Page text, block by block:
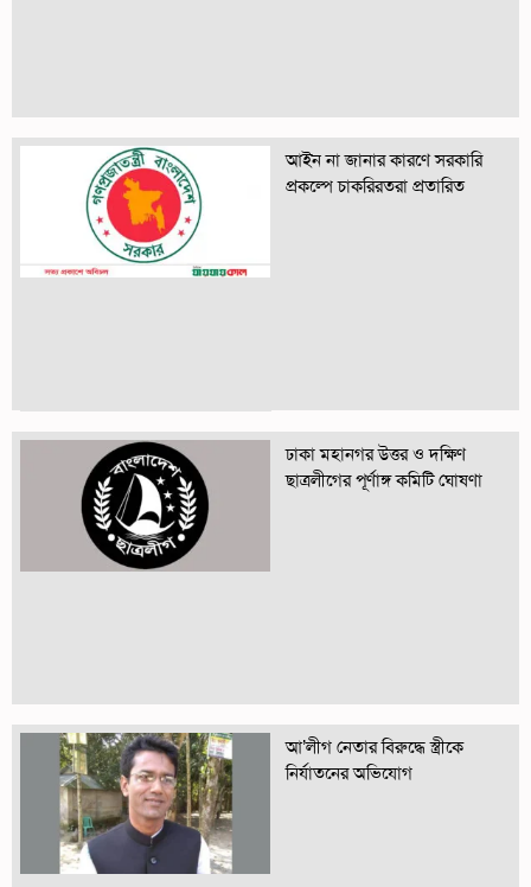
আইন না জানার কারণে সরকারি
প্রকল্পে চাকরিরতরা প্রতারিত
ঢাকা মহানগর উত্তর ও দক্ষিণ
ছাত্রলীগের পূর্ণাঙ্গ কমিটি ঘোষণা
আ’লীগ নেতার বিরুদ্ধে স্ত্রীকে
নির্যাতনের অভিযোগ